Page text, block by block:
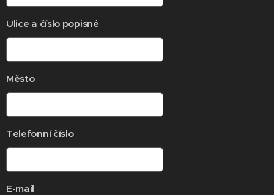
Ulice a číslo popisné
Město
Telefonní číslo
E-mail